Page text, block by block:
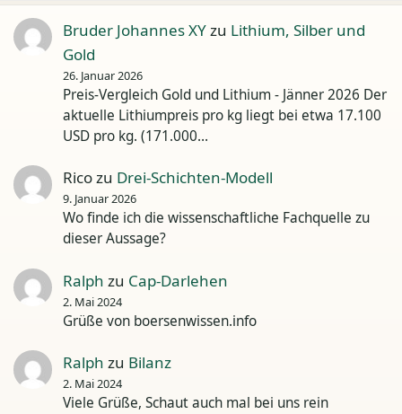
Bruder Johannes XYzu Lithium, Silber und
Gold
26. Januar 2026
Preis-Vergleich Gold und Lithium - Jänner 2026 Der
aktuelle Lithiumpreis pro kg liegt bei etwa 17.100
USD pro kg. (171.000…
Ricozu Drei-Schichten-Modell
9. Januar 2026
Wo finde ich die wissenschaftliche Fachquelle zu
dieser Aussage?
Ralph zu Cap-Darlehen
2. Mai 2024
Grüße von boersenwissen.info
Ralph zu Bilanz
2. Mai 2024
Viele Grüße, Schaut auch mal bei uns rein